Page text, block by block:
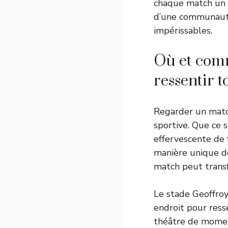
chaque match un
d’une
impérissables.
Où et
ressentir
Regarder un
sportive. Que ce
effervescente de
manière unique
match peut
Le stade
endroit pour
théâtre de